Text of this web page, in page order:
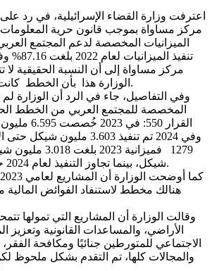
اعترفت وزارة القضاء الإسرائيلية، في رد
مركز مساواة بموجب قانون حرية
الميزانيات المخصصة لدعم المجتمع
تنفيذ
الوزارة هذا بأن الخطط كانت في مراحل التأسيس.
وفي التفاصيل، جاء في الرد أن الوزارة لم
المخصصة للمجتمع العربي من الخطط
وفي 2024 تم تنفيذ 3.603
شيكل، بينما تجاوز التنفيذ لعام 2024 حاجز 1.4 مليون شيكل.
وقالت الوزارة أن المشاريع التي تمولها
الأراضي، والمساعدات القانونية وتعزيز
الاجتماعي للمتورطين جنائيًا ومكافحة
والمجالات كلها، تم التقدم بشكل ملحوظ